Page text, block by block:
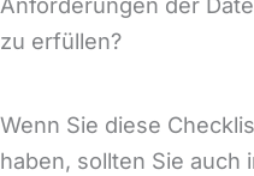
zu erfüllen?
Wenn Sie diese
haben, sollten Sie auch